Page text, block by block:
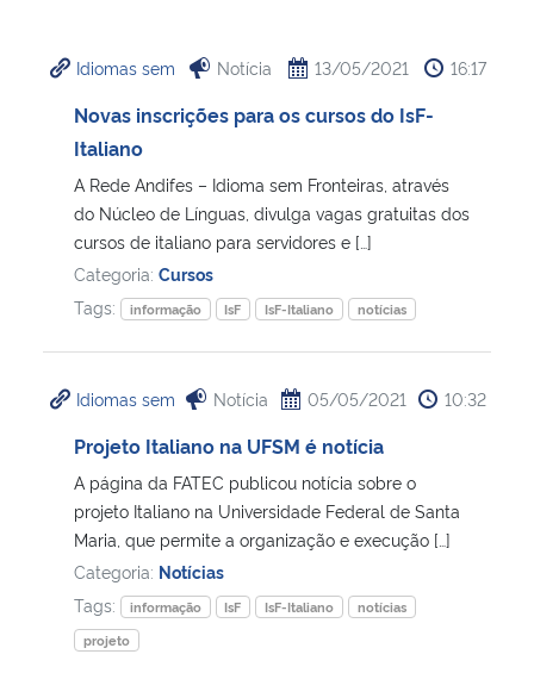
Ministério da Cidadania
Ministério de Minas e Energia
Ministério da Ciência, Tecnologia, Inovações e Comunicações
Ministério do Meio Ambiente
Ministério do Desenvolvimento Regional
Controladoria-Geral da União
Ministério da Mulher, da Família e dos Direitos Humanos
Secretaria-Geral
Idiomas sem Notícia 13/05/2021 16:17
Novas inscrições para os cursos do IsF-
Italiano
A Rede Andifes – Idioma sem Fronteiras, através
do Núcleo de Línguas, divulga vagas gratuitas dos
cursos de italiano para servidores e […]
Categoria: Cursos
Tags:
informação IsF IsF-Italiano notícias
Idiomas sem Notícia 05/05/2021 10:32
Projeto Italiano na UFSM é notícia
A página da FATEC publicou notícia sobre o
projeto Italiano na Universidade Federal de Santa
Maria, que permite a organização e execução […]
Categoria: Notícias
Tags:
informação IsF IsF-Italiano
notícias
projeto